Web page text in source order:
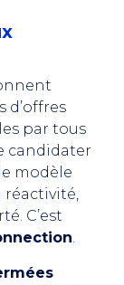
d’offres
par tous
candidater
modèle
réactivité,
C’est
.